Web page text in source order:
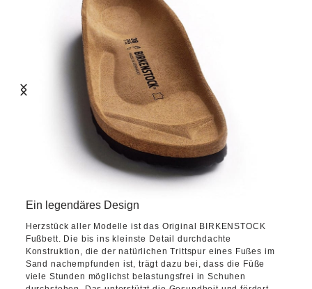
Ein legendäres Design
Herzstück aller Modelle ist das Original BIRKENSTOCK
Fußbett. Die bis ins kleinste Detail durchdachte
Konstruktion, die der natürlichen Trittspur eines Fußes im
Sand nachempfunden ist, trägt dazu bei, dass die Füße
viele Stunden möglichst belastungsfrei in Schuhen